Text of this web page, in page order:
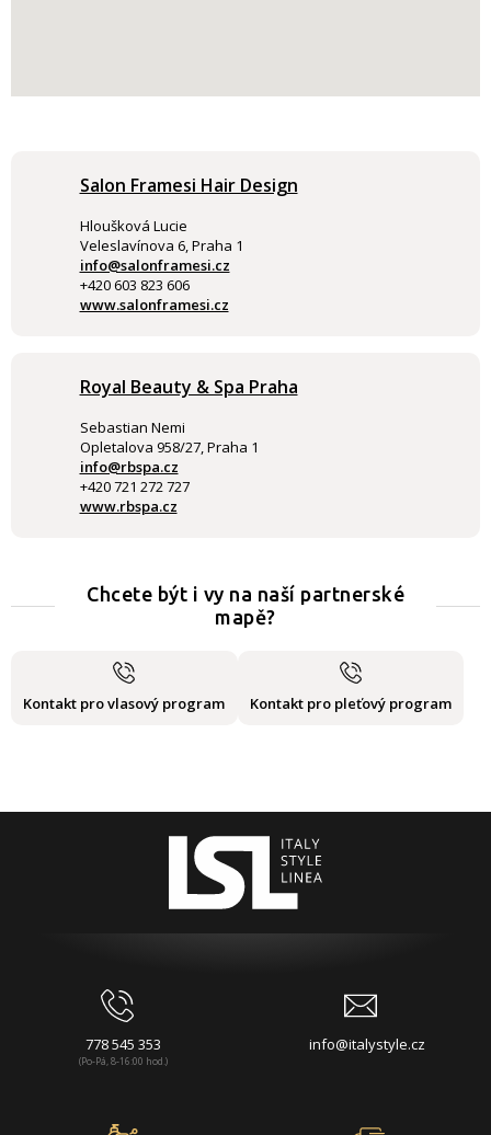
Salon Framesi Hair Design
Hloušková Lucie
Veleslavínova 6, Praha 1
info@salonframesi.cz
+420 603 823 606
www.salonframesi.cz
Royal Beauty & Spa Praha
Sebastian Nemi
Opletalova 958/27, Praha 1
info@rbspa.cz
+420 721 272 727
www.rbspa.cz
Chcete být i vy na naší partnerské
mapě?
Kontakt pro vlasový program Kontakt pro pleťový program
778 545 353
(Po-Pá, 8-16:00 hod.)
info@italystyle.cz